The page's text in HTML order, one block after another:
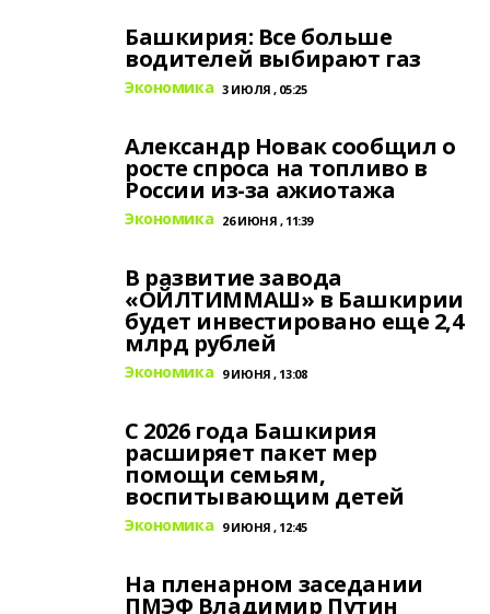
Башкирия: Все больше
водителей выбирают газ
Экономика 3 ИЮЛЯ , 05:25
Александр Новак сообщил о
росте спроса на топливо в
России из-за ажиотажа
Экономика 26 ИЮНЯ , 11:39
В развитие завода
«ОЙЛТИММАШ» в Башкирии
будет инвестировано еще 2,4
млрд рублей
Экономика 9 ИЮНЯ , 13:08
С 2026 года Башкирия
расширяет пакет мер
помощи семьям,
воспитывающим детей
Экономика 9 ИЮНЯ , 12:45
На пленарном заседании
ПМЭФ Владимир Путин